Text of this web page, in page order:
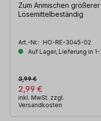
Zum Anmischen
Lösemittelbeständig
Art.-Nr.: HO-RE-3045-02
Auf Lager, Lieferung in
2,99 €
3,99 €
inkl. MwSt. zzgl.
Versandkosten